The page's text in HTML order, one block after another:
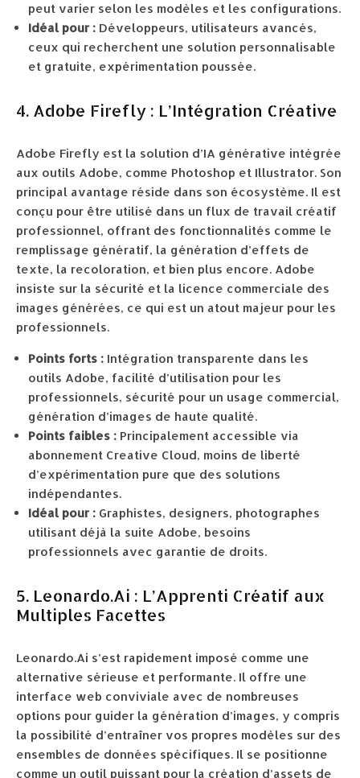
peut varier selon les modèles et les configurations.
Idéal pour : Développeurs, utilisateurs avancés,
ceux qui recherchent une solution personnalisable
et gratuite, expérimentation poussée.
4. Adobe Firefly : L’Intégration Créative
Adobe Firefly est la solution d’IA générative intégrée
aux outils Adobe, comme Photoshop et Illustrator. Son
principal avantage réside dans son écosystème. Il est
conçu pour être utilisé dans un flux de travail créatif
professionnel, offrant des fonctionnalités comme le
remplissage génératif, la génération d’effets de
texte, la recoloration, et bien plus encore. Adobe
insiste sur la sécurité et la licence commerciale des
images générées, ce qui est un atout majeur pour les
professionnels.
Points forts : Intégration transparente dans les
outils Adobe, facilité d’utilisation pour les
professionnels, sécurité pour un usage commercial,
génération d’images de haute qualité.
Points faibles : Principalement accessible via
abonnement Creative Cloud, moins de liberté
d’expérimentation pure que des solutions
indépendantes.
Idéal pour : Graphistes, designers, photographes
utilisant déjà la suite Adobe, besoins
professionnels avec garantie de droits.
5. Leonardo.Ai : L’Apprenti Créatif aux
Multiples Facettes
Leonardo.Ai s’est rapidement imposé comme une
alternative sérieuse et performante. Il offre une
interface web conviviale avec de nombreuses
options pour guider la génération d’images, y compris
la possibilité d’entraîner vos propres modèles sur des
ensembles de données spécifiques. Il se positionne
comme un outil puissant pour la création d’assets de